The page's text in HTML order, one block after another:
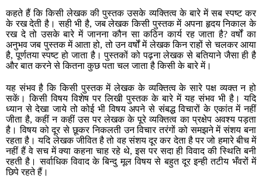
कहते हैं कि किसी लेखक की पुस्तक उसके व्यक्तित्व के बारे में सब स्पष्ट कर
के रख देती है। सही भी है, जब लेखक किसी पुस्तक में अपना हृदय निकाल के
रख दे तो उसके बारे में जानना कौन सा कठिन कार्य रह जाता है? वर्षों का
अनुभव जब पुस्तक में आता हो, तो उन वर्षों में लेखक किन राहों से चलकर आया
है, पूर्णतया स्पष्ट हो जाता है। पुस्तकों को पढ़ना लेखक से बतियाने जैसा ही है
और बात करने से कितना कुछ पता चल जाता है किसी के बारे में।
यह संभव है कि किसी पुस्तक में लेखक के व्यक्तित्व के सारे पक्ष व्यक्त न हो
सकें। किसी विषय विशेष पर लिखी पुस्तक के बारे में यह संभव भी है। यदि
ध्यान से देखा जाये तो कोई भी विषय अपने से संबद्ध विचारों के एकांत में नहीं
जीता है, कहीं न कहीं उस पर लेखक के पूरे व्यक्तित्व का प्रक्षेप अवश्य पड़ता
है। विषय को दूर से छूकर निकलती उन विचार तरंगों को समझने में संशय बना
रहता है। यदि लेखक जीवित है तो वह संशय दूर कर देता है पर जो हमारे बीच में
नहीं हैं वे सच में क्या कहना चाह रहे थे, इस पर सदा ही विवाद की स्थिति बनी
रहती है। सर्वाधिक विवाद के बिन्दु मूल विषय से बहुत दूर इन्ही तटीय भँवरों में
छिपे रहते हैं।